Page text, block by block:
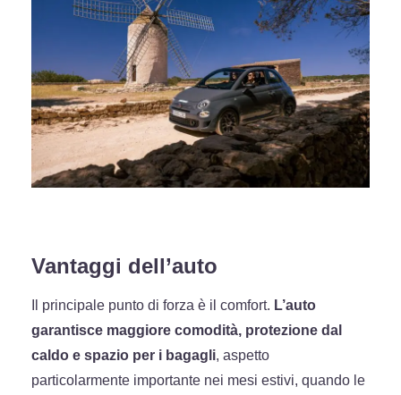
Vantaggi dell’auto
Il principale punto di forza è il comfort. L’auto
garantisce maggiore comodità, protezione dal
caldo e spazio per i bagagli, aspetto
particolarmente importante nei mesi estivi, quando le